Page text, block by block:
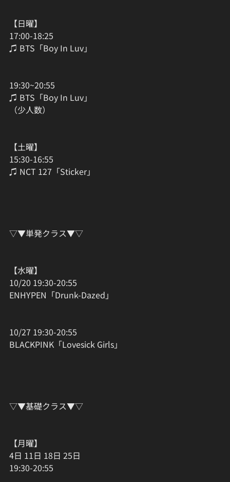
【日曜】
17:00-18:25
♫ BTS「Boy In Luv」
19:30~20:55
♫ BTS「Boy In Luv」
（少人数）
【土曜】
15:30-16:55
♫ NCT 127「Sticker」
▽▼単発クラス▼▽
【水曜】
10/20 19:30-20:55
ENHYPEN「Drunk-Dazed」
10/27 19:30-20:55
BLACKPINK「Lovesick Girls」
▽▼基礎クラス▼▽
【月曜】
4日 11日 18日 25日
19:30-20:55